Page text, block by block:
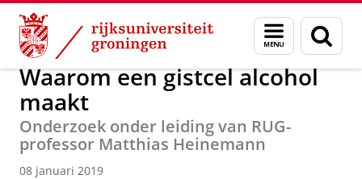
Skip
Content
Skip
Navigation
Menu
en
zoeken
Over ons Actueel Nieuws Nieuwsberichten
Waarom een gistcel alcohol
maakt
Onderzoek onder leiding van RUG-
professor Matthias Heinemann
08 januari 2019